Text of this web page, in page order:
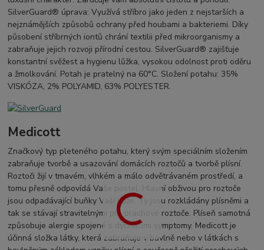
SilverGuard® úprava: Využívá stříbro jako jeden z nejstarších a
nejznámějších způsobů ochrany před houbami a bakteriemi. Díky
působení stříbrných iontů chrání textilii před mikroorganismy a
zabraňuje jejich rozvoji přírodní cestou. SilverGuard® zajišťuje
konstantní svěžest a hygienu lůžka, vysokou odolnost proti oděru
a žmolkování. Potah je pratelný na 60°C. Složení potahu: 35%
VISKÓZA, 2% POLYAMID, 63% POLYESTER.
Medicott
Značkový typ pleteného potahu, který svým speciálním složením
zabraňuje tvorbě a usazování domácích roztočů a tvorbě plísní.
Roztoči žijí v tmavém, vlhkém a málo odvětrávaném prostředí, a
tomu přesně odpovídá Vaše postel. Hlavní obživou pro roztoče
jsou odpadávající buňky Vaší kůže. Ty jsou rozkládány plísněmi a
tak se stávají stravitelnými pro prachové roztoče. Plíseň samotná
způsobuje alergie spojené s dýchacími symptomy. Medicott je
účinná složka látky, která zabraňuje v bavlně nebo v látkách s